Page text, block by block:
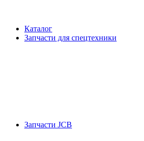
Каталог
Запчасти для спецтехники
Запчасти JCB